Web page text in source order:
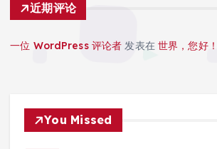
近期评论
一位 WordPress 评论者 发表在世界，您好！
You Missed